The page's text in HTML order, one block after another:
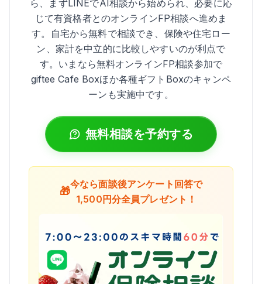
ら、まずLINEでAI相談から始められ、必要に応
じて有資格者とのオンラインFP相談へ進めま
す。自宅から無料で相談でき、保険や住宅ロー
ン、家計を中立的に比較しやすいのが利点で
す。いまなら無料オンラインFP相談参加で
giftee Cafe Boxほか各種ギフトBoxのキャンペ
ーンも実施中です。
無料相談を予約する
🎁
今なら面談後アンケート回答で
1,500円分全員プレゼント！